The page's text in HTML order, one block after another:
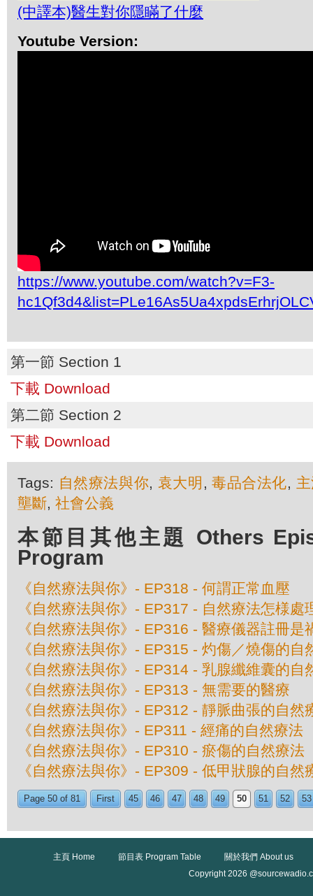
(中譯本)醫生對你隱瞞了什麼
Youtube Version:
https://www.youtube.com/watch?v=F3-
第一節 Section 1
下載 Download
第二節 Section 2
下載 Download
Tags: 自然療法與你, 袁大明 ,毒品合法化,
壟斷, 社會公義
本節目其他主題 Others
Program
《自然療法與你》- EP318 - 何謂正常血壓
《自然療法與你》- EP317 - 自然療法怎様處
《自然療法與你》- EP316 - 醫療儀器註冊是
《自然療法與你》- EP315 - 灼傷／燒傷的自
《自然療法與你》- EP314 - 乳腺纖維囊的自
《自然療法與你》- EP313 - 無需要的醫療
《自然療法與你》- EP312 - 靜脈曲張的自然
《自然療法與你》- EP311 - 經痛的自然療法
《自然療法與你》- EP310 - 瘀傷的自然療法
《自然療法與你》- EP309 - 低甲狀腺的自然
Page 50 of 81 First 45 46 47 48 49 50 51 52 53
主頁 Home 節目表 Program Table
關於我們 About us
Copyright 2026